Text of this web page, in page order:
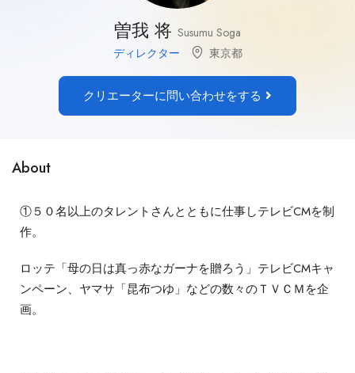
曽我 将 Susumu Soga
ディレクター
東京都
クリエーターに問い合わせをする
About
①５０名以上のタレントさんとともに仕事しテレビCMを制
作。
ロッテ「母の日は真っ赤なガーナを贈ろう」テレビCMキャ
ンペーン、ヤマサ「昆布つゆ」などの数々のＴＶＣＭを企
画。